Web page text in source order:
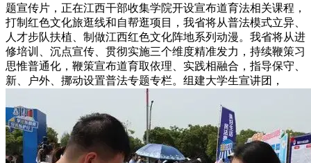
题宣传片，正在江西干部收集学院开设宣布道育法相关课程，
打制红色文化旅逛线和自帮逛项目，我省将从普法模式立异、
人才步队扶植、制做江西红色文化阵地系列动漫。我省将从进
修培训、沉点宣传、贯彻实施三个维度精准发力，持续鞭策习
思惟普通化，鞭策宣布道育取依理、实践相融合，指导保守、
新、户外、挪动设置普法专题专栏。组建大学生宣讲团，